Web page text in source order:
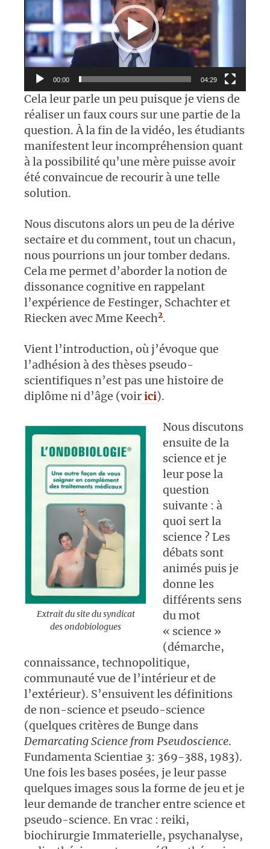
00:00 04:29
Cela leur parle un peu puisque je viens de
réaliser un faux cours sur une partie de la
question. À la fin de la vidéo, les étudiants
manifestent leur incompréhension quant
à la possibilité qu’une mère puisse avoir
été convaincue de recourir à une telle
solution.
Nous discutons alors un peu de la dérive
sectaire et du comment, tout un chacun,
nous pourrions un jour tomber dedans.
Cela me permet d’aborder la notion de
dissonance cognitive en rappelant
l’expérience de Festinger, Schachter et
Riecken avec Mme Keech2.
Vient l’introduction, où j’évoque que
l’adhésion à des thèses pseudo-
scientifiques n’est pas une histoire de
diplôme ni d’âge (voirici).
Extrait du site du syndicat
des ondobiologues
Nous discutons
ensuite de la
science et je
leur pose la
question
suivante : à
quoi sert la
science ? Les
débats sont
animés puis je
donne les
différents sens
du mot
« science »
(démarche,
connaissance, technopolitique,
communauté vue de l’intérieur et de
l’extérieur). S’ensuivent les définitions
de non-science et pseudo-science
(quelques critères de Bunge dans
Demarcating Science from Pseudoscience.
Fundamenta Scientiae 3: 369-388, 1983).
Une fois les bases posées, je leur passe
quelques images sous la forme de jeu et je
leur demande de trancher entre science et
pseudo-science. En vrac : reiki,
biochirurgie Immaterielle, psychanalyse,